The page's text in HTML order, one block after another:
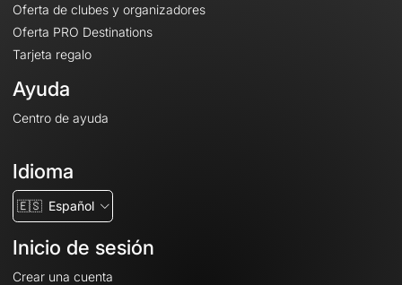
Oferta de clubes y organizadores
Oferta PRO Destinations
Tarjeta regalo
Ayuda
Centro de ayuda
Idioma
🇪🇸 Español
Inicio de sesión
Crear una cuenta